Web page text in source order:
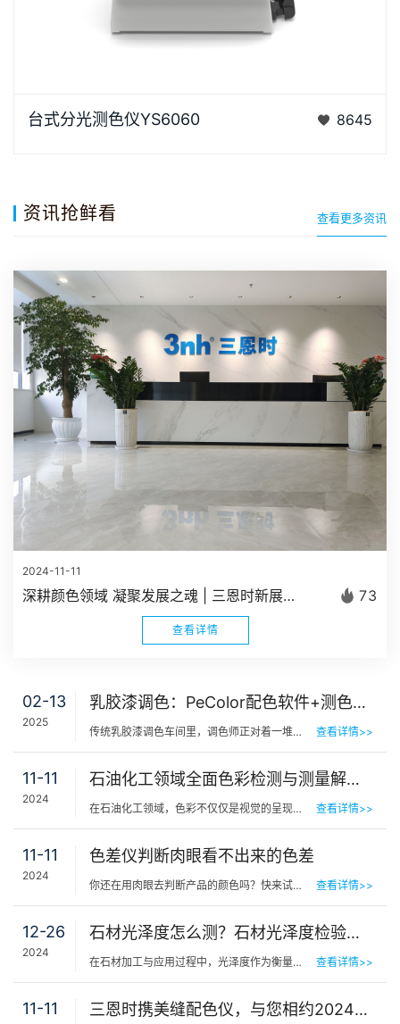
的国产台式光栅分光测色仪， TFT真彩7inch电容触摸
台式分光测色仪YS6060 8645
资讯抢鲜看 查看更多资讯
2024-11-11
深耕颜色领域 凝聚发展之魂 | 三恩时新展厅正式建成启用 73
查看详情
02-13
2025
乳胶漆调色：PeColor配色软件+测色仪，轻松搞定！
传统乳胶漆调色车间里，调色师正对着一堆色卡和原料反复调试，手写配方被汗水浸湿，第5次上墙测试依然存在… 查看详情>>
11-11
2024
石油化工领域全面色彩检测与测量解决方案
在石油化工领域，色彩不仅仅是视觉的呈现，更是质量与安全的重要标识。今天，我们一起来关注石油化工领域全… 查看详情>>
11-11
2024
色差仪判断肉眼看不出来的色差
你还在用肉眼去判断产品的颜色吗？快来试试这款色差仪，可以轻松解决色差问题，帮助您实现专业的色彩管理，… 查看详情>>
12-26
2024
石材光泽度怎么测？石材光泽度检验标准
在石材加工与应用过程中，光泽度作为衡量石材表面反射光亮度和反射率的重要指标，不仅关乎石材的美学价值，… 查看详情>>
11-11 三恩时携美缝配色仪，与您相约2024佛山中国美缝展！